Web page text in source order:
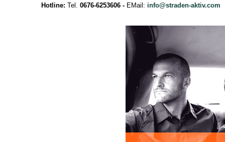
Hotline: Tel. 0676-6253606- EMail: info@straden-aktiv.com